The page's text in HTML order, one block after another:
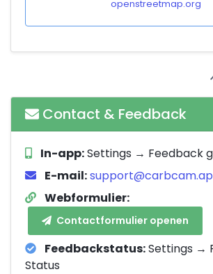
openstreetmap.org
Contact & Feedback
In-app:Settings → Feedback
E-mail:
Webformulier:
Contactformulier openen
Feedbackstatus:Settings →
Status